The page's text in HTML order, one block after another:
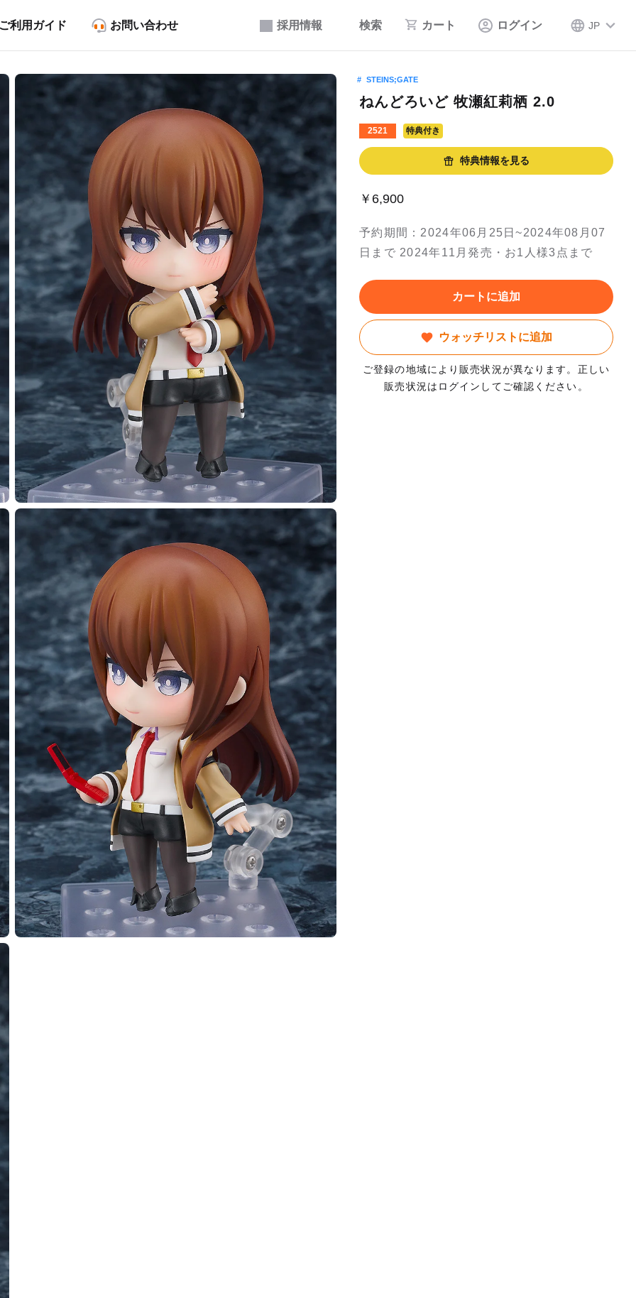
採用情報 検索 カート ログイン JP
利用ガイド お問い合わせ
STEINS;GATE
ねんどろいど 牧瀬紅莉栖 2.0
2521 特典付き
特典情報を見る
￥6,900
予約期間：2024年06月25日~2024年08月07
日まで 2024年11月発売・お1人様3点まで
カートに追加
ウォッチリストに追加
ご登録の地域により販売状況が異なります。正しい
販売状況はログインしてご確認ください。